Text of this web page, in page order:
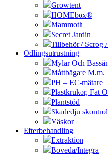
Growtent
HOMEbox®
Mammoth
Secret Jardin
Tillbehör / Scrog
Odlingsutrustning
Mylar Och
Måttbägare M.m.
PH – EC-mätare
Plastkrukor, Fat
Plantstöd
Väskor
Efterbehandling
Extraktion
Boveda/Integra